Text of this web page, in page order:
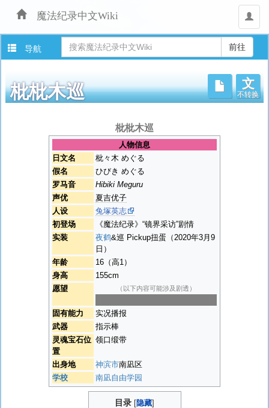
魔法纪录中文Wiki
用
户
导航
枇枇木巡
文
不转换
枇枇木巡
人物信息
日文名
枇々木 めぐる
假名
ひびき めぐる
罗马音
Hibiki Meguru
声优
夏吉优子
人设
兔塚英志
初登场
《魔法纪录》“镜界采访”剧情
实装
夜鹤&巡 Pickup扭蛋（2020年3月9
日）
年龄
16（高1）
身高
155cm
愿望
（以下内容可能涉及剧透）
固有能力
实况播报
武器
指示棒
灵魂宝石位
置
领口缎带
出身地 神滨市南凪区
学校
南凪自由学园
目录